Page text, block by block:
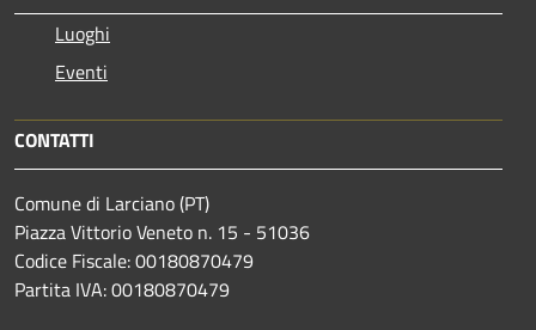
Luoghi
Eventi
CONTATTI
Comune di Larciano (PT)
Piazza Vittorio Veneto n. 15 - 51036
Codice Fiscale: 00180870479
Partita IVA: 00180870479